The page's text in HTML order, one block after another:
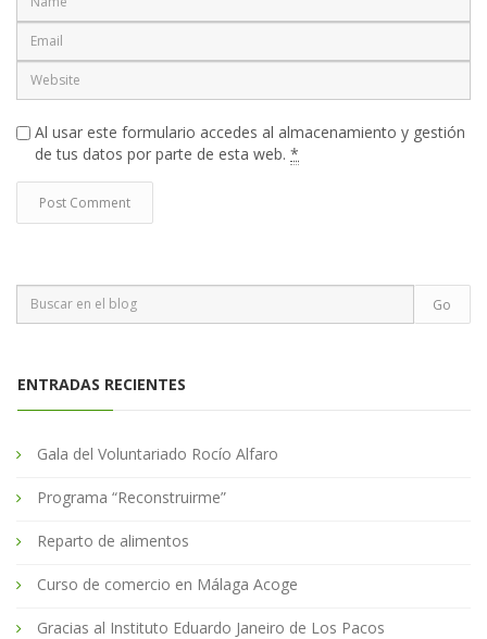
Al usar este formulario accedes al almacenamiento y gestión
de tus datos por parte de esta web. *
ENTRADAS RECIENTES
Gala del Voluntariado Rocío Alfaro
Programa “Reconstruirme”
Reparto de alimentos
Curso de comercio en Málaga Acoge
Gracias al Instituto Eduardo Janeiro de Los Pacos